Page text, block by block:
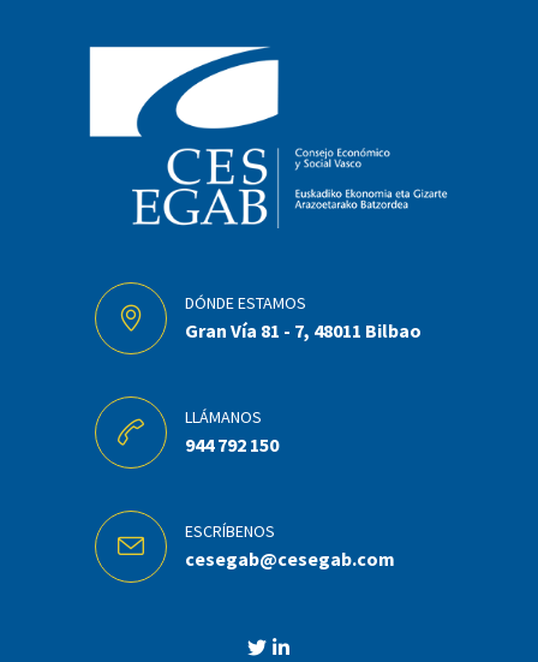
DÓNDE ESTAMOS
Gran Vía 81 - 7, 48011 Bilbao
LLÁMANOS
944 792 150
ESCRÍBENOS
cesegab@cesegab.com